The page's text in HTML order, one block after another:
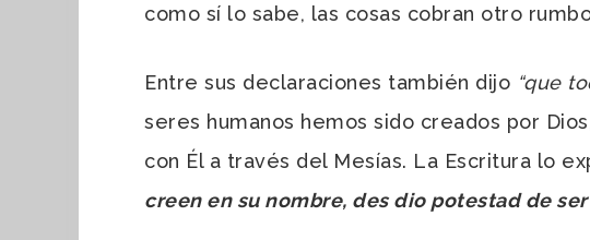
como sí lo sabe, las cosas cobran otro
Entre sus declaraciones también dijo “que
seres humanos hemos sido creados por
con Él a través del Mesías. La Escritura lo
creen en su nombre, des dio potestad de